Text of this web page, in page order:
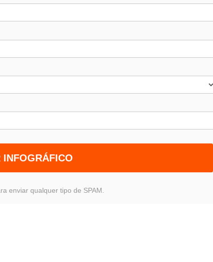
INFOGRÁFICO
enviar qualquer tipo de SPAM.